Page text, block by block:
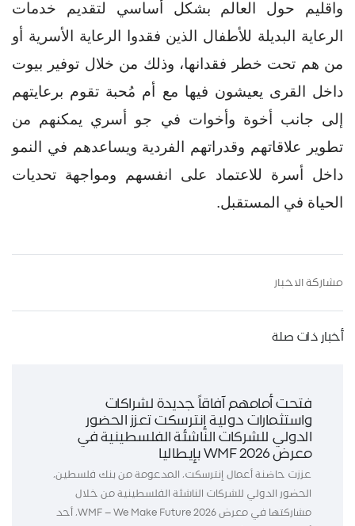
واقليم حول العالم بشكل أساسي لتقديم خدمات
الرعاية البديلة للأطفال الذين فقدوا الرعاية الأسرية أو
من هم تحت خطر فقدانها، وذلك من خلال توفير بيوت
داخل القرى يعيشون فيها مع أم مُحبة تقوم برعايتهم
إلى جانب أخوة وأخوات في جو أسري يمكنهم من
تطوير علاقاتهم وقدراتهم الفردية ويساعدهم في النمو
داخل أسرة للاعتماد على انفسهم ومواجهة تحديات
الحياة في المستقبل.
مشاركة الاخبار
أخبار ذات صلة
فتحت أمامهم آفاقاً جديدة لشراكات
واستثمارات دولية إنترسكت تعزز الحضور
الدولي للشركات الناشئة الفلسطينية في
معرض WMF 2026 بإيطاليا
عززت حاضنة أعمال إنترسكت، المدعومة من بنك فلسطين،
الحضور الدولي للشركات الناشئة الفلسطينية من خلال
مشاركتها في معرض WMF – We Make Future 2026، أحد